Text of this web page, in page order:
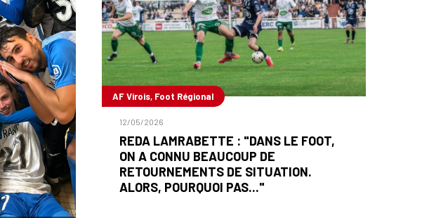
AF Virois, Foot Régional
12/05/2026
REDA LAMRABETTE : "DANS LE FOOT,
ON A CONNU BEAUCOUP DE
RETOURNEMENTS DE SITUATION.
ALORS, POURQUOI PAS..."